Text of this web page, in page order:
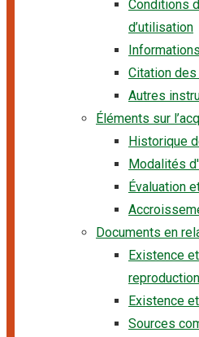
Conditions
d’utilisation
Citation
Autres
Éléments sur
Historique
Modalités
Évaluation
Documents en
Existence
Existence
Sources